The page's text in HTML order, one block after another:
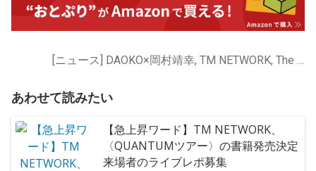
あわせて読みたい
【急上昇ワード】TM NETWORK、
〈QUANTUMツアー〉の書籍発売決定
来場者のライブレポ募集